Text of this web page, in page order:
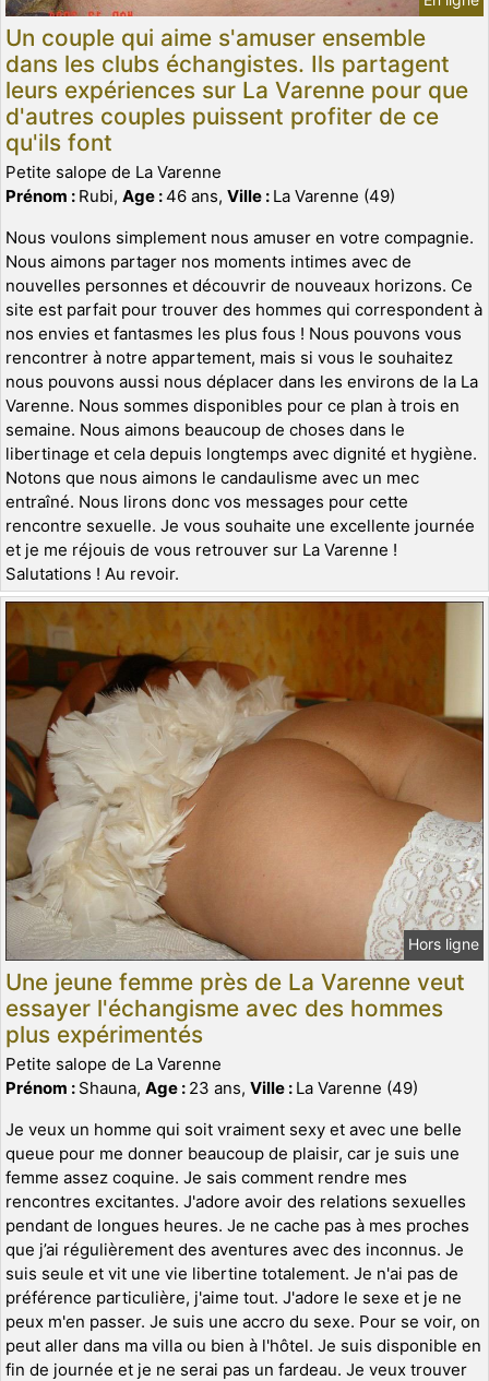
Un couple qui aime s'amuser ensemble
dans les clubs échangistes. Ils partagent
leurs expériences sur La Varenne pour que
d'autres couples puissent profiter de ce
qu'ils font
Petite salope de La Varenne
Prénom : Rubi, Age :46 ans, Ville : La Varenne (49)
Nous voulons simplement nous amuser en votre compagnie.
Nous aimons partager nos moments intimes avec de
nouvelles personnes et découvrir de nouveaux horizons. Ce
site est parfait pour trouver des hommes qui correspondent à
nos envies et fantasmes les plus fous ! Nous pouvons vous
rencontrer à notre appartement, mais si vous le souhaitez
nous pouvons aussi nous déplacer dans les environs de la La
Varenne. Nous sommes disponibles pour ce plan à trois en
semaine. Nous aimons beaucoup de choses dans le
libertinage et cela depuis longtemps avec dignité et hygiène.
Notons que nous aimons le candaulisme avec un mec
entraîné. Nous lirons donc vos messages pour cette
rencontre sexuelle. Je vous souhaite une excellente journée
et je me réjouis de vous retrouver sur La Varenne !
Salutations ! Au revoir.
Hors ligne
Une jeune femme près de La Varenne veut
essayer l'échangisme avec des hommes
plus expérimentés
Petite salope de La Varenne
Prénom : Shauna, Age : 23 ans, Ville : La Varenne (49)
Je veux un homme qui soit vraiment sexy et avec une belle
queue pour me donner beaucoup de plaisir, car je suis une
femme assez coquine. Je sais comment rendre mes
rencontres excitantes. J'adore avoir des relations sexuelles
pendant de longues heures. Je ne cache pas à mes proches
que j’ai régulièrement des aventures avec des inconnus. Je
suis seule et vit une vie libertine totalement. Je n'ai pas de
préférence particulière, j'aime tout. J'adore le sexe et je ne
peux m'en passer. Je suis une accro du sexe. Pour se voir, on
peut aller dans ma villa ou bien à l'hôtel. Je suis disponible en
fin de journée et je ne serai pas un fardeau. Je veux trouver